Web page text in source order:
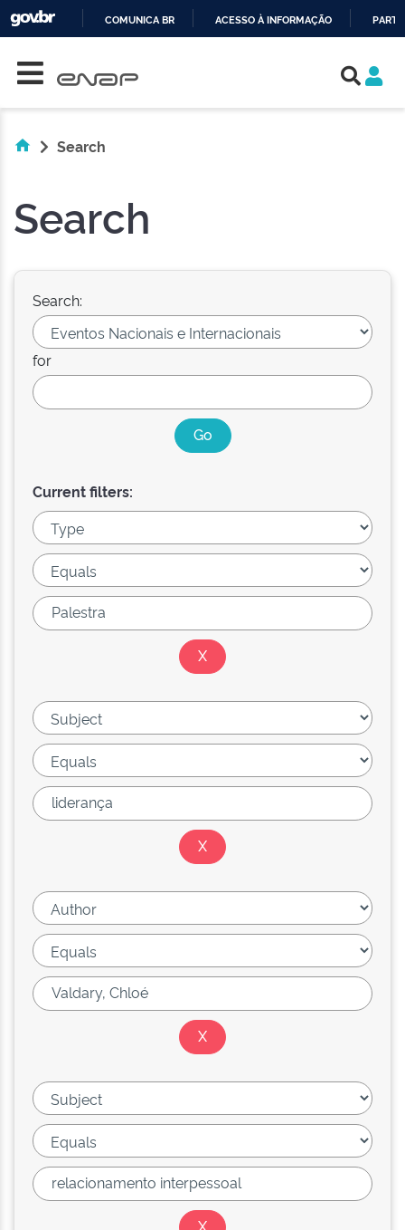
COMUNICA BR ACESSO À INFORMAÇÃO
Search
Search
Search:
for
Current filters: